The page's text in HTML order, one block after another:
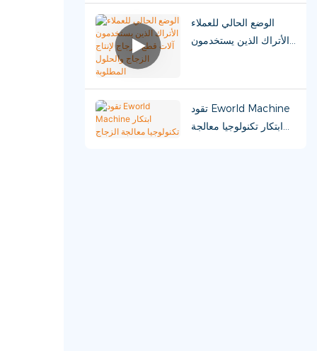
الخاصة؟
الوضع الحالي للعملاء
الأتراك الذين يستخدمون
تقود Eworld Machine
ابتكار تكنولوجيا معالجة